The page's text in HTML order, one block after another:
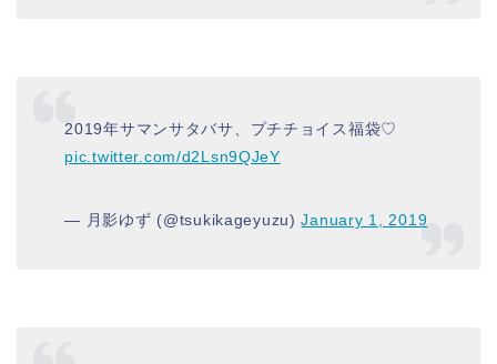
2019年サマンサタバサ、プチチョイス福袋♡
pic.twitter.com/d2Lsn9QJeY
— 月影ゆず (@tsukikageyuzu)January 1, 2019